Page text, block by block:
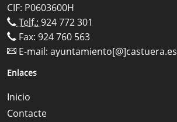
CIF: P0603600H
Telf.: 924 772 301
Fax: 924 760 563
E-mail: ayuntamiento[@]castuera.es
Enlaces
Inicio
Contacte